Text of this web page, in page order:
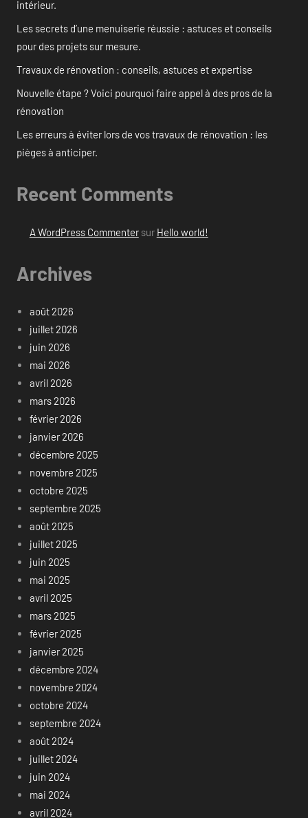
intérieur.
Les secrets d’une menuiserie réussie : astuces et conseils
pour des projets sur mesure.
Travaux de rénovation : conseils, astuces et expertise
Nouvelle étape ? Voici pourquoi faire appel à des pros de la
rénovation
Les erreurs à éviter lors de vos travaux de rénovation : les
pièges à anticiper.
Recent Comments
A WordPress Commentersur Hello world!
Archives
août 2026
juillet 2026
juin 2026
mai 2026
avril 2026
mars 2026
février 2026
janvier 2026
décembre 2025
novembre 2025
octobre 2025
septembre 2025
août 2025
juillet 2025
juin 2025
mai 2025
avril 2025
mars 2025
février 2025
janvier 2025
décembre 2024
novembre 2024
octobre 2024
septembre 2024
août 2024
juillet 2024
juin 2024
mai 2024
avril 2024